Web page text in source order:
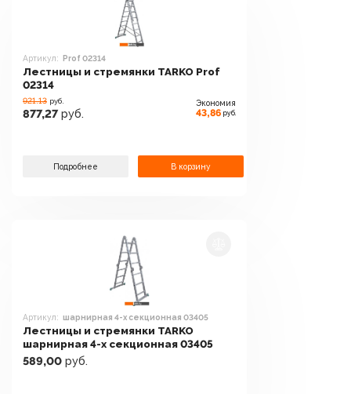
Артикул: Prof 02314
Лестницы и стремянки TARKO Prof
02314
921.13 руб.
877,27 руб.
Экономия
43,86 руб.
Подробнее В корзину
Артикул: шарнирная 4-х секционная 03405
Лестницы и стремянки TARKO
шарнирная 4-х секционная 03405
589,00 руб.